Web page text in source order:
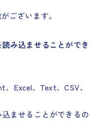
ございます。
み込ませることができ
Excel、Text、CSV、
ませることができるの